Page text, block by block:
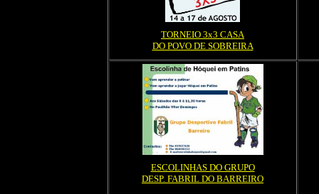
TORNEIO 3x3 CASA
DO POVO DE SOBREIRA
ESCOLINHAS DO GRUPO
DESP. FABRIL DO BARREIRO